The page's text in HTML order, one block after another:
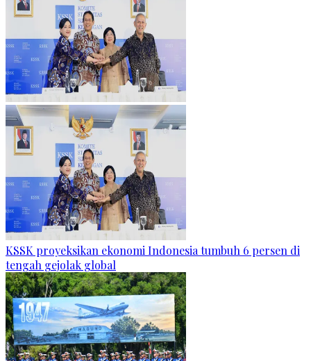
KSSK proyeksikan ekonomi Indonesia tumbuh 6 persen di
tengah gejolak global